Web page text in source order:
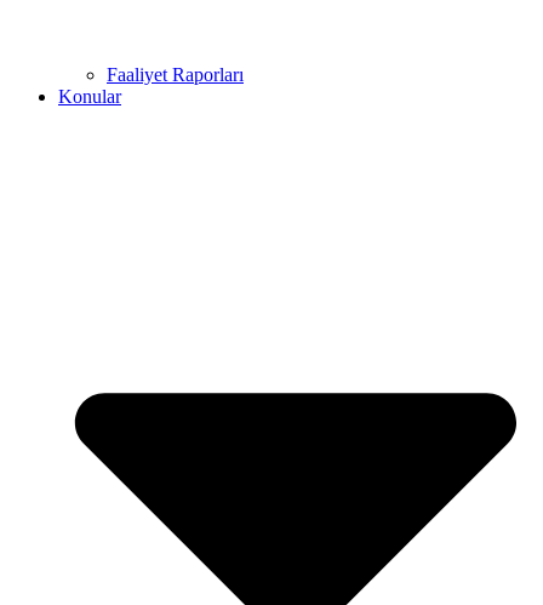
Faaliyet Raporları
Konular